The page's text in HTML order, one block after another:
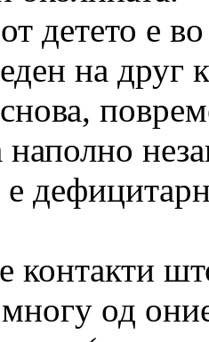
детето е
на друг
контакти
многу од